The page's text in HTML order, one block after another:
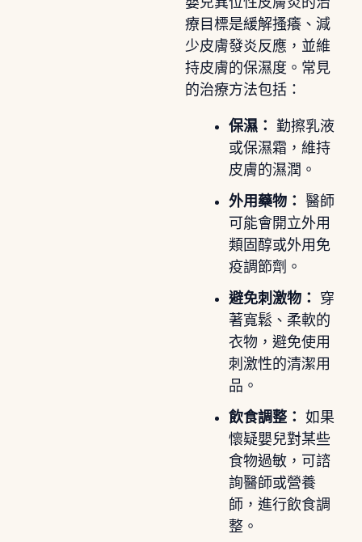
療目標是緩解搔癢、減
少皮膚發炎反應，並維
持皮膚的保濕度。常見
的治療方法包括：
保濕： 勤擦乳液
或保濕霜，維持
皮膚的濕潤。
外用藥物： 醫師
可能會開立外用
類固醇或外用免
疫調節劑。
避免刺激物：
穿
著寬鬆、柔軟的
衣物，避免使用
刺激性的清潔用
品。
飲食調整： 如果
懷疑嬰兒對某些
食物過敏，可諮
詢醫師或營養
師，進行飲食調
整。